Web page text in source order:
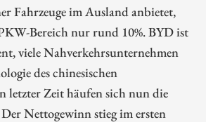
Fahrzeuge im Ausland anbietet,
Bereich nur rund 10%. BYD ist
viele Nahverkehrsunternehmen
des chinesischen
letzter Zeit häufen sich nun die
Nettogewinn stieg im ersten